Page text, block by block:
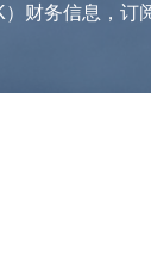
财务信息，